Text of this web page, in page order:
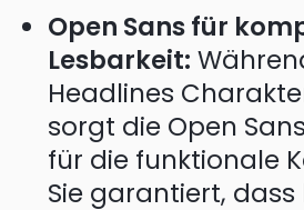
Open Sans für
Lesbarkeit:
Headlines
sorgt die Open
für die funktionale
Sie garantiert,